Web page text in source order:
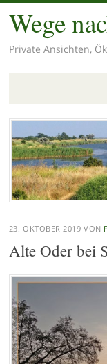
Wege
Private Ansichten,
Zum
Inhalt
springen
23. OKTOBER 2019 VON
Alte Oder bei